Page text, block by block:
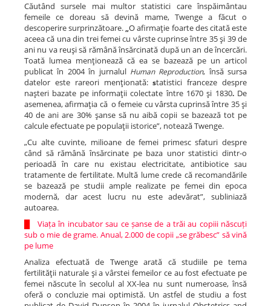
Căutând sursele mai multor statistici care înspăimântau
femeile ce doreau să devină mame, Twenge a făcut o
descoperire surprinzătoare.„O afirmaţie foarte des citată este
aceea că una din trei femei cu vârste cuprinse între 35 şi 39 de
ani nu va reuşi să rămână însărcinată după un an de încercări.
Toată lumea menţionează că ea se bazează pe un articol
publicat în 2004 în jurnalul Human Reproduction, însă sursa
datelor este rareori menţionată:statistici franceze despre
naşteri bazate pe informaţii colectate între 1670 şi 1830.De
asemenea, afirmaţia că o femeie cu vârsta cuprinsă între 35 şi
40 de ani are 30% şanse să nu aibă copii se bazează tot pe
calcule efectuate pe populaţii istorice”, notează Twenge.
„Cu alte cuvinte, milioane de femei primesc sfaturi despre
când să rămână însărcinate pe baza unor statistici dintr-o
perioadă în care nu existau electricitate, antibiotice sau
tratamente de fertilitate. Multă lume crede că recomandările
se bazează pe studii ample realizate pe femei din epoca
modernă, dar acest lucru nu este adevărat”, subliniază
autoarea.
Viața în incubator sau ce șanse de a trăi au copiii născuți
sub o mie de grame. Anual, 2.000 de copii „se grăbesc” să vină
pe lume
Analiza efectuată de Twenge arată că studiile pe tema
fertilităţii naturale şi a vârstei femeilor ce au fost efectuate pe
femei născute în secolul al XX-lea nu sunt numeroase, însă
oferă o concluzie mai optimistă. Un astfel de studiu a fost